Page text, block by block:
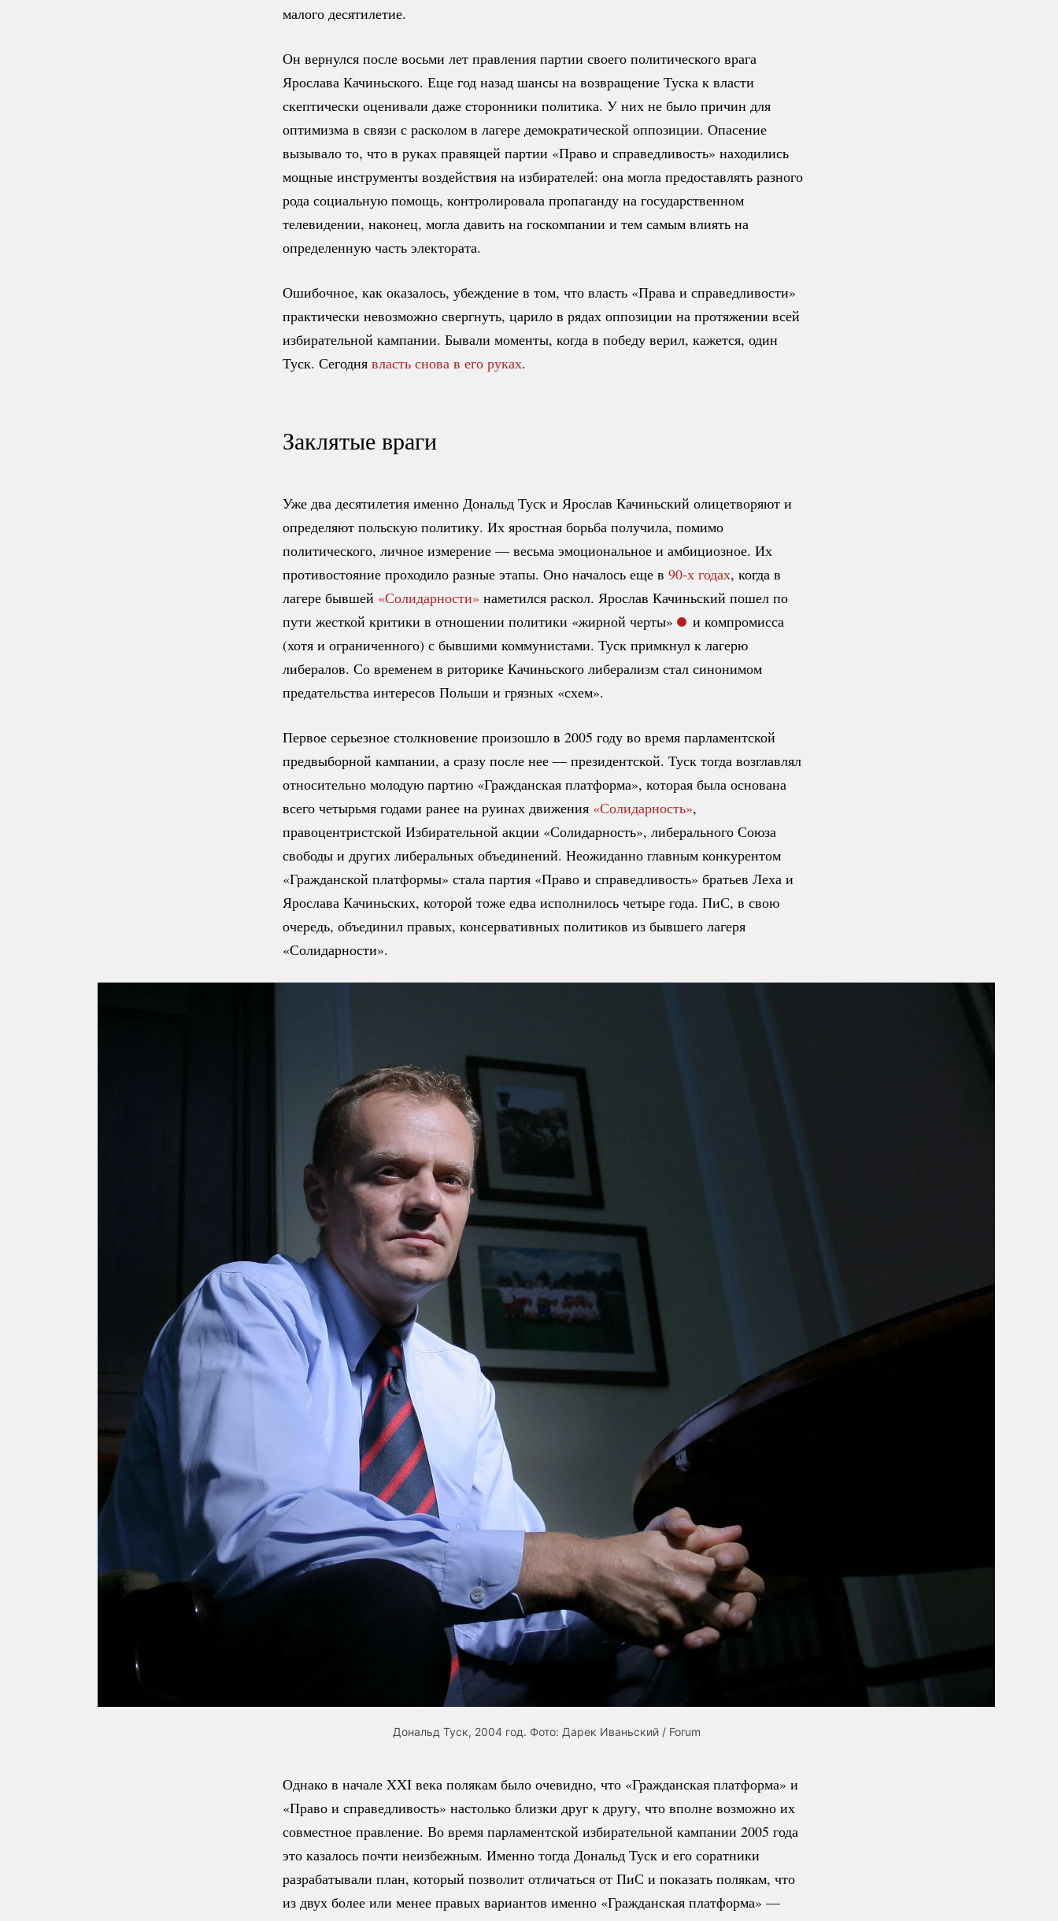
малого десятилетие.
Он вернулся после восьми лет правления партии своего политического врага
Ярослава Качиньского. Еще год назад шансы на возвращение Туска к власти
скептически оценивали даже сторонники политика. У них не было причин для
оптимизма в связи с расколом в лагере демократической оппозиции. Опасение
вызывало то, что в руках правящей партии «Право и справедливость» находились
мощные инструменты воздействия на избирателей: она могла предоставлять разного
рода социальную помощь, контролировала пропаганду на государственном
телевидении, наконец, могла давить на госкомпании и тем самым влиять на
определенную часть электората.
Ошибочное, как оказалось, убеждение в том, что власть «Права и справедливости»
практически невозможно свергнуть, царило в рядах оппозиции на протяжении всей
избирательной кампании. Бывали моменты, когда в победу верил, кажется, один
Туск. Сегодня власть снова в его руках.
Заклятые враги
Уже два десятилетия именно Дональд Туск и Ярослав Качиньский олицетворяют и
определяют польскую политику. Их яростная борьба получила, помимо
политического, личное измерение — весьма эмоциональное и амбициозное. Их
противостояние проходило разные этапы. Оно началось еще в 90-х годах, когда в
лагере бывшей «Солидарности» наметился раскол. Ярослав Качиньский пошел по
пути жесткой критики в отношении политики «жирной черты»
и компромисса
(хотя и ограниченного) с бывшими коммунистами. Туск примкнул к лагерю
либералов. Со временем в риторике Качиньского либерализм стал синонимом
предательства интересов Польши и грязных «схем».
Первое серьезное столкновение произошло в 2005 году во время парламентской
предвыборной кампании, а сразу после нее — президентской. Туск тогда возглавлял
относительно молодую партию «Гражданская платформа», которая была основана
всего четырьмя годами ранее на руинах движения «Солидарность»,
правоцентристской Избирательной акции «Солидарность», либерального Союза
свободы и других либеральных объединений. Неожиданно главным конкурентом
«Гражданской платформы» стала партия «Право и справедливость» братьев Леха и
Ярослава Качиньских, которой тоже едва исполнилось четыре года. ПиС, в свою
очередь, объединил правых, консервативных политиков из бывшего лагеря
«Солидарности».
Дональд Туск, 2004 год. Фото: Дарек Иваньский / Forum
Однако в начале XXI века полякам было очевидно, что «Гражданская платформа» и
«Право и справедливость» настолько близки друг к другу, что вполне возможно их
совместное правление. Во время парламентской избирательной кампании 2005 года
это казалось почти неизбежным. Именно тогда Дональд Туск и его соратники
разрабатывали план, который позволит отличаться от ПиС и показать полякам, что
из двух более или менее правых вариантов именно «Гражданская платформа» —